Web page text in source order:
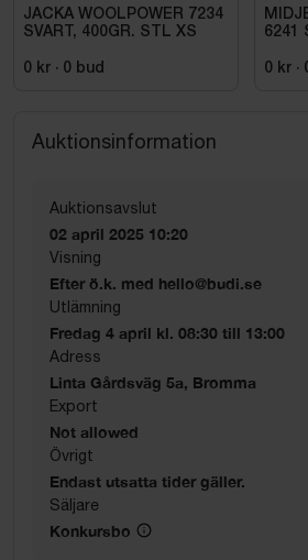
JACKA WOOLPOWER 7234
SVART, 400GR. STL XS
0 kr · 0 bud
6241
0 kr ·
Auktionsinformation
Auktionsavslut
02 april 2025 10:20
Visning
Efter ö.k. med hello@budi.se
Utlämning
Fredag 4 april kl. 08:30 till 13:00
Adress
Linta Gårdsväg 5a, Bromma
Export
Not allowed
Övrigt
Endast utsatta tider gäller.
Säljare
Konkursbo